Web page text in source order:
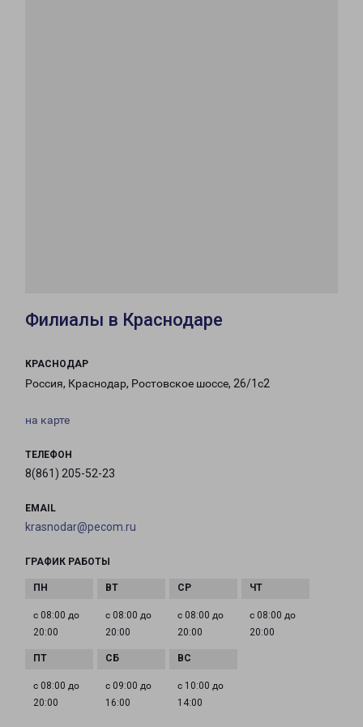
Филиалы в Краснодаре
КРАСНОДАР
Россия, Краснодар, Ростовское шоссе, 26/1с2
на карте
ТЕЛЕФОН
8(861) 205-52-23
EMAIL
krasnodar@pecom.ru
ГРАФИК РАБОТЫ
с 08:00 до
20:00
с 08:00 до
20:00
с 08:00 до
20:00
с 08:00 до
20:00
с 08:00 до
20:00
с 09:00 до
16:00
с 10:00 до
14:00